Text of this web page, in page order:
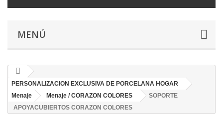
MENÚ
PERSONALIZACION EXCLUSIVA DE PORCELANA HOGAR
Menaje
Menaje / CORAZON COLORES
SOPORTE
APOYACUBIERTOS CORAZON COLORES